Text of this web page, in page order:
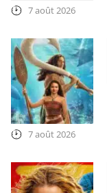
7 août 2026
7 août 2026